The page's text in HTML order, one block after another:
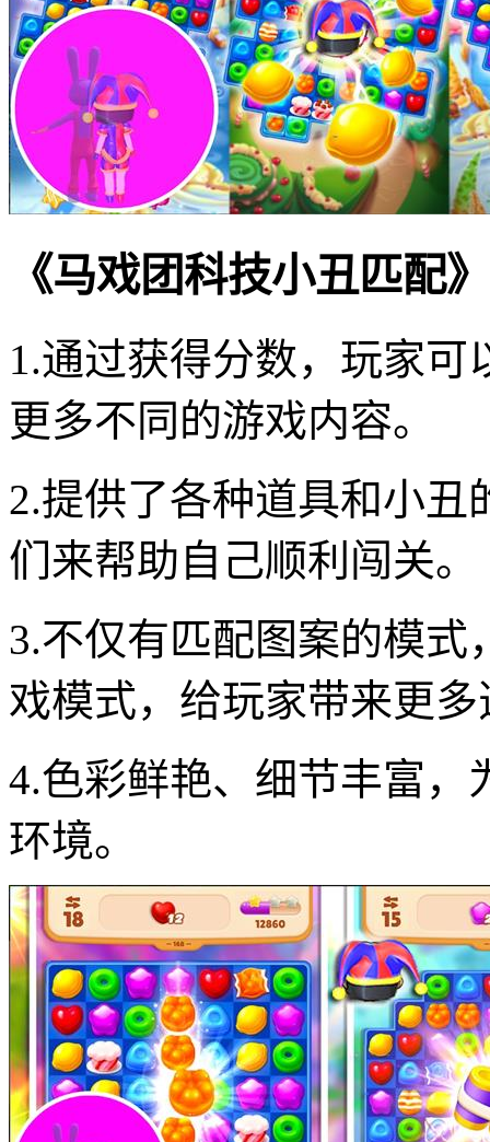
《马戏团科技小丑匹配
1.通过获得分数，玩家
更多不同的游戏内容。
2.提供了各种道具和小
们来帮助自己顺利闯关。
3.不仅有匹配图案的模
戏模式，给玩家带来更
4.色彩鲜艳、细节丰富，
环境。